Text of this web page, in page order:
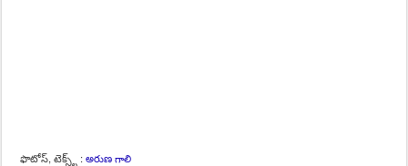
ఫొటోస్, టెక్స్ట్ :అరుణ గాలి